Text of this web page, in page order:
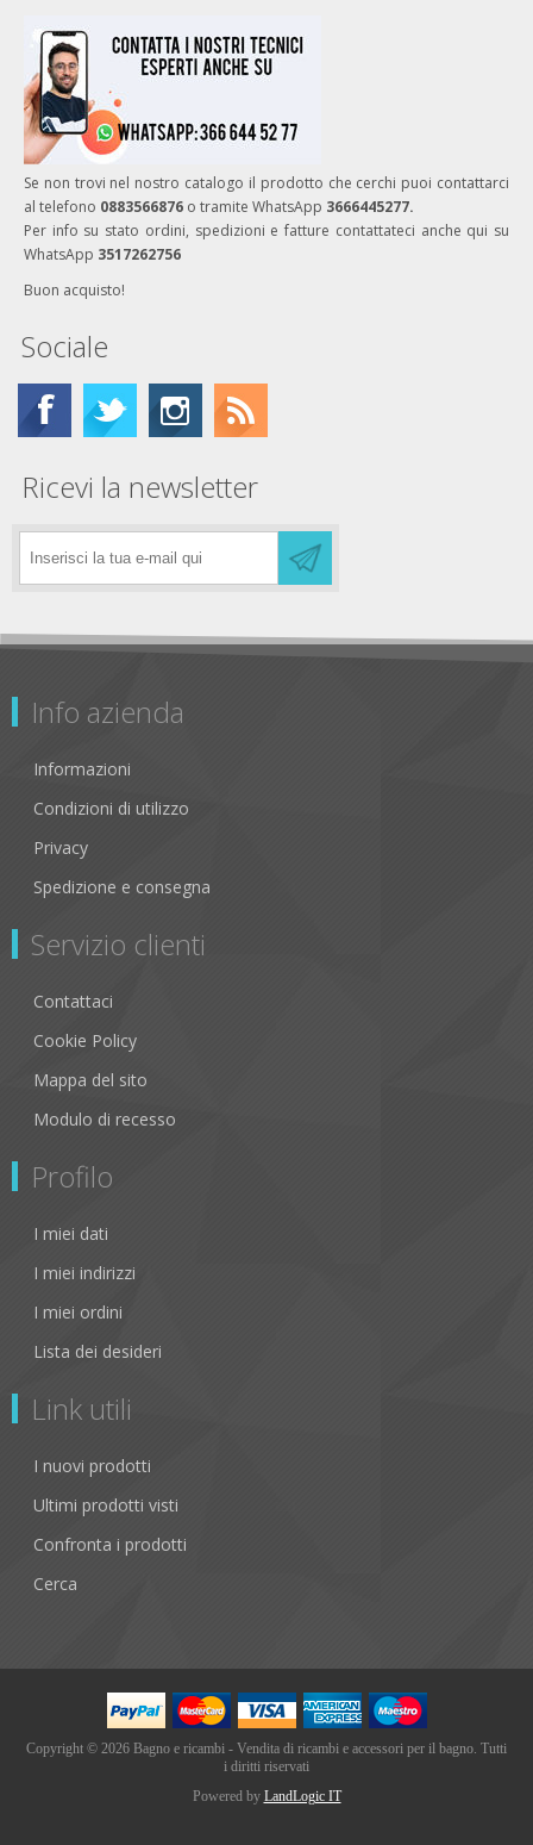
Se non trovi nel nostro catalogo il prodotto che cerchi puoi contattarci
al telefono 0883566876 o tramite WhatsApp 3666445277.
Per info su stato ordini, spedizioni e fatture contattateci anche qui su
WhatsApp 3517262756
Buon acquisto!
Sociale
Ricevi la newsletter
Info azienda
Informazioni
Condizioni di utilizzo
Privacy
Spedizione e consegna
Servizio clienti
Contattaci
Cookie Policy
Mappa del sito
Modulo di recesso
Profilo
I miei dati
I miei indirizzi
I miei ordini
Lista dei desideri
Link utili
I nuovi prodotti
Ultimi prodotti visti
Confronta i prodotti
Cerca
Copyright © 2026 Bagno e ricambi - Vendita di ricambi e accessori per il bagno. Tutti
i diritti riservati
Powered by LandLogic IT